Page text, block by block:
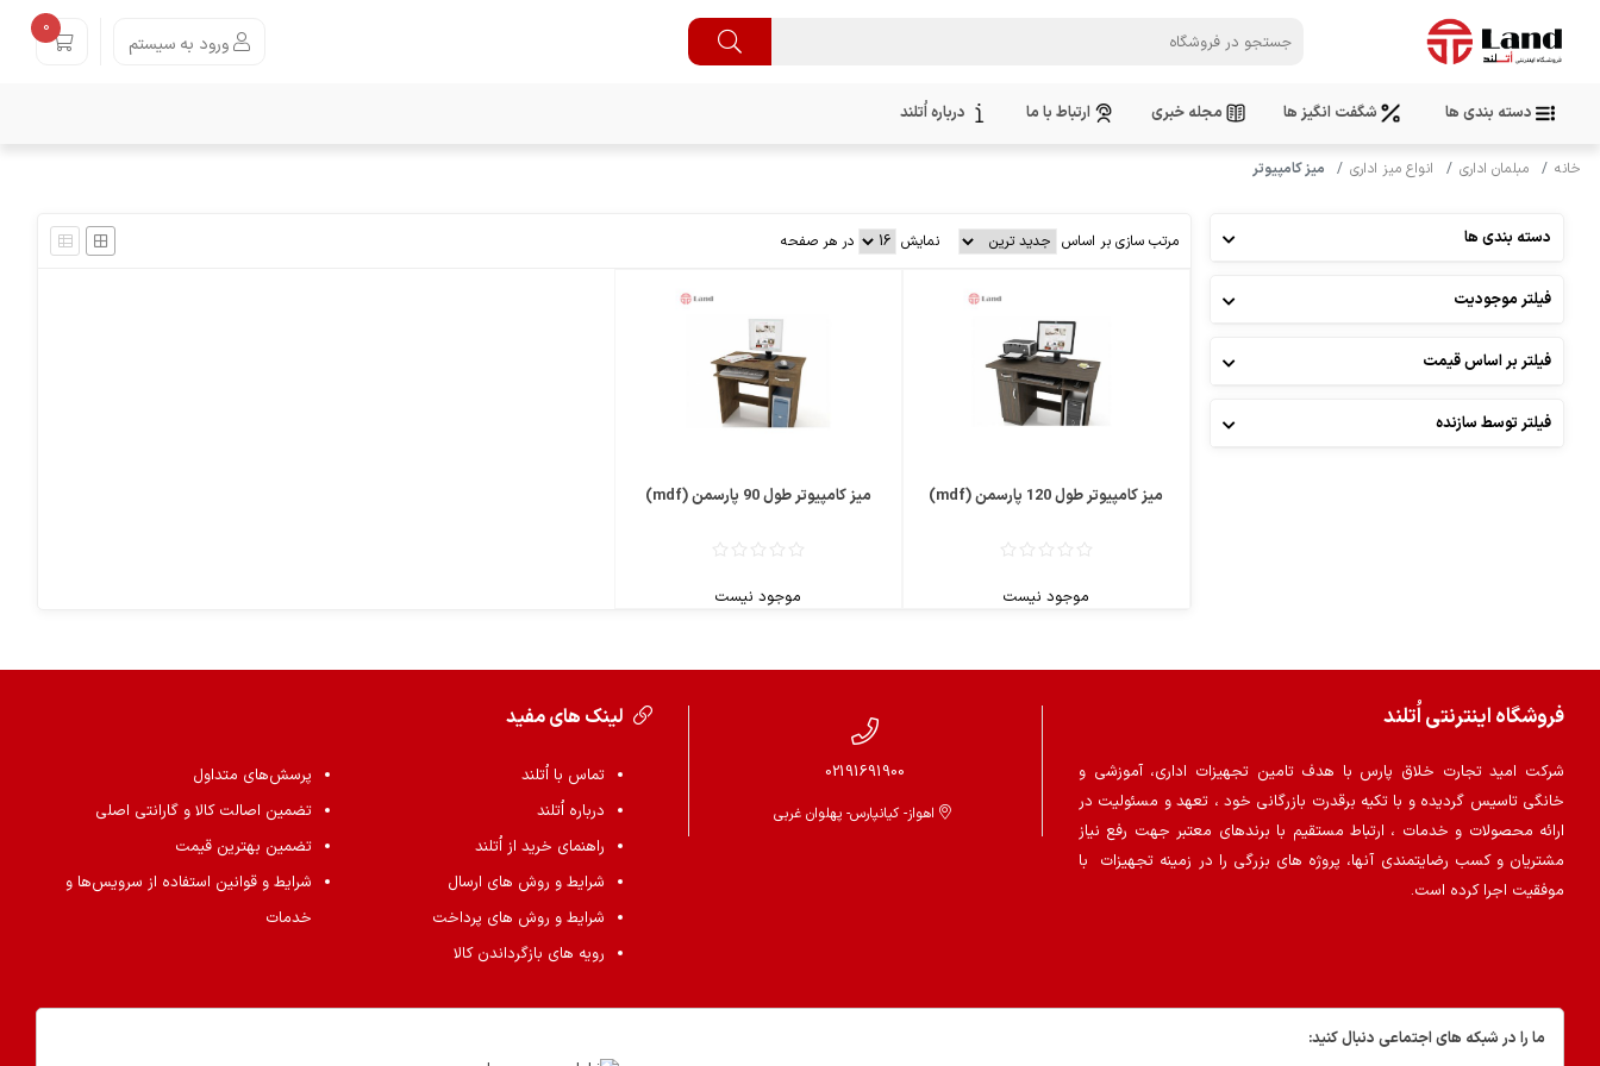
ورود به سیستم
0
دسته بندی ها شگفت انگیز ها مجله خبری ارتباط با ما درباره اُتلند
خانه مبلمان اداری انواع میز اداری میز کامپیوتر
دسته بندی ها
فیلتر موجودیت
فیلتر بر اساس قیمت
فیلتر توسط سازنده
مرتب سازی بر اساس نمایش در هر صفحه
میز کامپیوتر طول 120 پارسمن (mdf)
موجود نیست
میز کامپیوتر طول 90 پارسمن (mdf)
موجود نیست
فروشگاه اینترنتی اُتلند
شرکت امید تجارت خلاق پارس با هدف تامین تجهیزات اداری، آموزشی و
خانگی تاسیس گردیده و با تکیه برقدرت بازرگانی خود ، تعهد و مسئولیت در
ارائه محصولات و خدمات ، ارتباط مستقیم با برندهای معتبر جهت رفع نیاز
مشتریان و کسب رضایتمندی آنها، پروژه های بزرگی را در زمینه تجهیزات با
موفقیت اجرا کرده است.
02191691900
اهواز- کیانپارس- پهلوان غربی
لینک های مفید
تماس با اُتلند
درباره اُتلند
راهنمای خرید از اُتلند
شرایط و روش های ارسال
شرایط و روش های پرداخت
رویه های بازگرداندن کالا
پرسش‌های متداول
تضمین اصالت کالا و گارانتی اصلی
تضمین بهترین قیمت
شرایط و قوانین استفاده از سرویس‌ها و
خدمات
ما را در شبکه های اجتماعی دنبال کنید: